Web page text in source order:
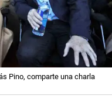
Pino, comparte una charla